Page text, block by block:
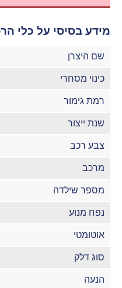
מידע בסיסי על כלי
שם היצרן
כינוי מסחרי
רמת גימור
שנת ייצור
צבע רכב
מרכב
מספר שילדה
נפח מנוע
אוטומטי
סוג דלק
הנעה